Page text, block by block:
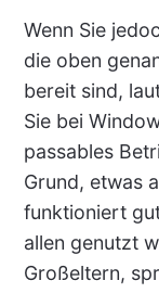
Wenn Sie
die oben
bereit sind,
Sie bei
passables
Grund, etwas
funktioniert
allen genutzt
Großeltern,